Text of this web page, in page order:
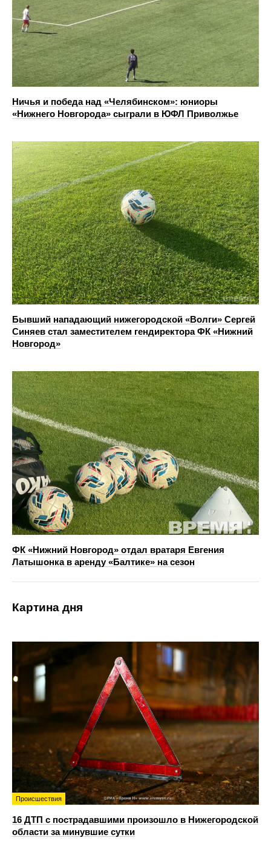
Ничья и победа над «Челябинском»: юниоры
«Нижнего Новгорода» сыграли в ЮФЛ Приволжье
Бывший нападающий нижегородской «Волги» Сергей
Синяев стал заместителем гендиректора ФК «Нижний
Новгород»
ФК «Нижний Новгород» отдал вратаря Евгения
Латышонка в аренду «Балтике» на сезон
Картина дня
Происшествия
16 ДТП с пострадавшими произошло в Нижегородской
области за минувшие сутки